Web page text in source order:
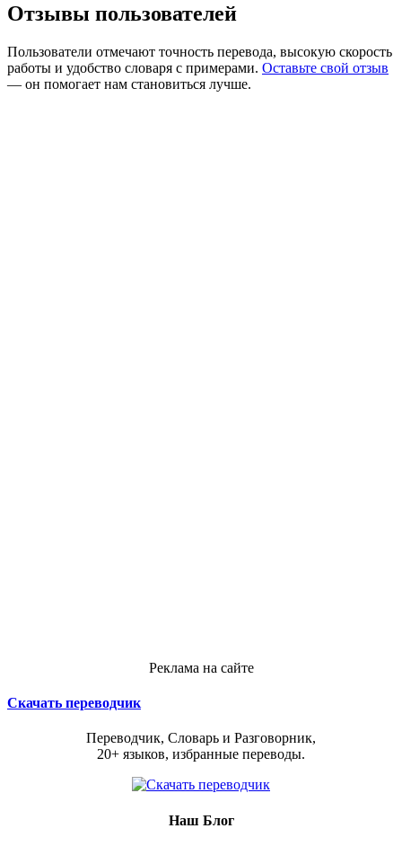
Отзывы пользователей
Пользователи отмечают точность перевода, высокую скорость
работы и удобство словаря с примерами. Оставьте свой отзыв
— он помогает нам становиться лучше.
Реклама на сайте
Скачать переводчик
Переводчик, Словарь и Разговорник,
20+ языков, избранные переводы.
Наш Блог